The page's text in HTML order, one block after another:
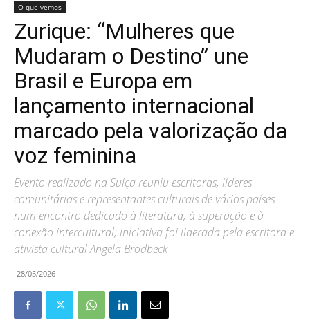
O que vemos
Zurique: “Mulheres que
Mudaram o Destino” une
Brasil e Europa em
lançamento internacional
marcado pela valorização da
voz feminina
Evento realizado na Suíça reuniu escritoras, líderes
comunitárias e representantes culturais de vários países
num encontro dedicado à literatura, à superação e à
conexão intercultural; iniciativa foi liderada pela escritora e
ativista cultural Angela Brodbeck
28/05/2026